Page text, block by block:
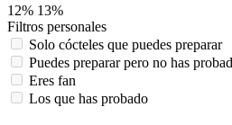
12% 13%
Filtros personales
Solo cócteles que puedes preparar
Puedes preparar pero no has
Eres fan
Los que has probado